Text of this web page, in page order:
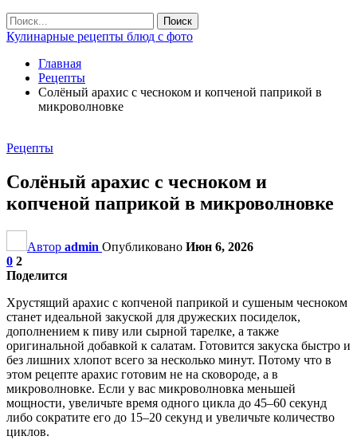
Кулинарные рецепты блюд с фото
Главная
Рецепты
Солёный арахис с чесноком и копченой паприкой в
микроволновке
Рецепты
Солёный арахис с чесноком и
копченой паприкой в микроволновке
Автор admin Опубликовано Июн 6, 2026
0 2
Поделится
Хрустящий арахис с копченой паприкой и сушеным чесноком
станет идеальной закуской для дружеских посиделок,
дополнением к пиву или сырной тарелке, а также
оригинальной добавкой к салатам. Готовится закуска быстро и
без лишних хлопот всего за несколько минут. Потому что в
этом рецепте арахис готовим не на сковороде, а в
микроволновке. Если у вас микроволновка меньшей
мощности, увеличьте время одного цикла до 45–60 секунд
либо сократите его до 15–20 секунд и увеличьте количество
циклов.